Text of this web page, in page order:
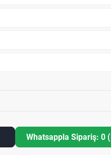
Whatsappla Sipariş: 0